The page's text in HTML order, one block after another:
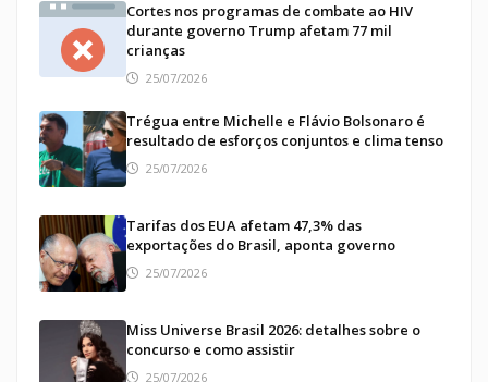
Cortes nos programas de combate ao HIV
durante governo Trump afetam 77 mil
crianças
25/07/2026
Trégua entre Michelle e Flávio Bolsonaro é
resultado de esforços conjuntos e clima tenso
25/07/2026
Tarifas dos EUA afetam 47,3% das
exportações do Brasil, aponta governo
25/07/2026
Miss Universe Brasil 2026: detalhes sobre o
concurso e como assistir
25/07/2026